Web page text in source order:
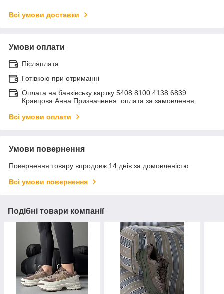
Всі умови доставки
Умови оплати
Післяплата
Готівкою при отриманні
Оплата на банківську картку 5408 8100 4138 6839
Кравцова Анна Призначення: оплата за замовлення
Всі умови оплати
Умови повернення
Повернення товару впродовж 14 днів за домовленістю
Всі умови повернення
Подібні товари компанії